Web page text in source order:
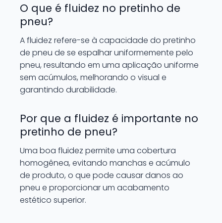
O que é fluidez no pretinho de
pneu?
A fluidez refere-se à capacidade do pretinho
de pneu de se espalhar uniformemente pelo
pneu, resultando em uma aplicação uniforme
sem acúmulos, melhorando o visual e
garantindo durabilidade.
Por que a fluidez é importante no
pretinho de pneu?
Uma boa fluidez permite uma cobertura
homogênea, evitando manchas e acúmulo
de produto, o que pode causar danos ao
pneu e proporcionar um acabamento
estético superior.